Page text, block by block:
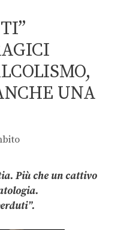
UNA
Più che un cattivo